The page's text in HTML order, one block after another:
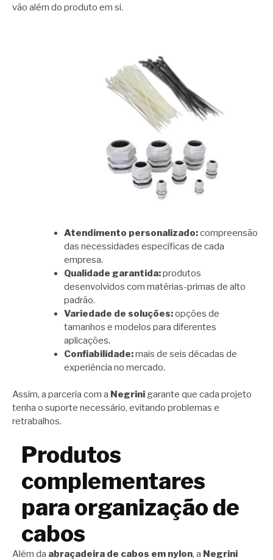
vão além do produto em si.
Atendimento personalizado:compreensão
das necessidades específicas de cada
empresa.
Qualidade garantida:produtos
desenvolvidos com matérias-primas de alto
padrão.
Variedade de soluções:opções de
tamanhos e modelos para diferentes
aplicações.
Confiabilidade:mais de seis décadas de
experiência no mercado.
Assim, a parceria com a Negrini garante que cada projeto
tenha o suporte necessário, evitando problemas e
retrabalhos.
Produtos
complementares
para organização de
cabos
Além da abraçadeira de cabos em nylon, a Negrini